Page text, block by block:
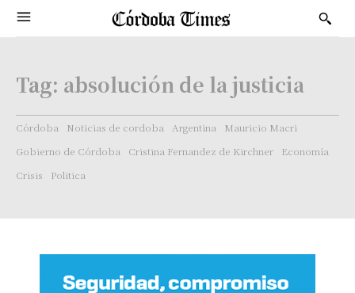
Tag: absolución de la justicia
Córdoba Noticias de cordoba Argentina
Mauricio Macri
Gobierno de Córdoba
Cristina Fernandez de Kirchner
Economía
Crisis
Politica